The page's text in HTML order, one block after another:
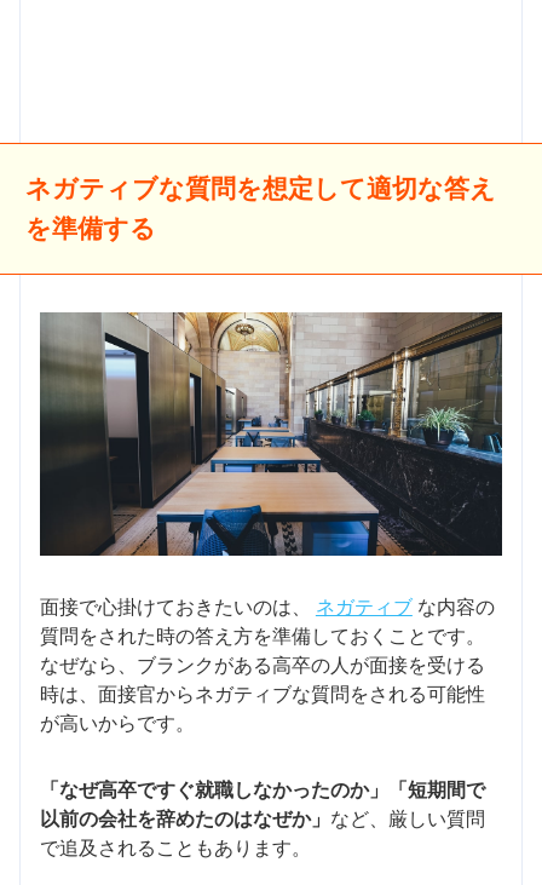
ネガティブな質問を想定して適切な答え
を準備する
面接で心掛けておきたいのは、 ネガティブ な内容の
質問をされた時の答え方を準備しておくことです。
なぜなら、ブランクがある高卒の人が面接を受ける
時は、面接官からネガティブな質問をされる可能性
が高いからです。
「なぜ高卒ですぐ就職しなかったのか」「短期間で
以前の会社を辞めたのはなぜか」 など、厳しい質問
で追及されることもあります。